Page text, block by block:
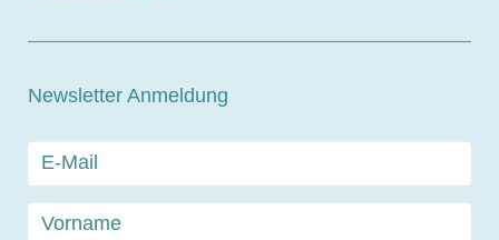
Newsletter Anmeldung